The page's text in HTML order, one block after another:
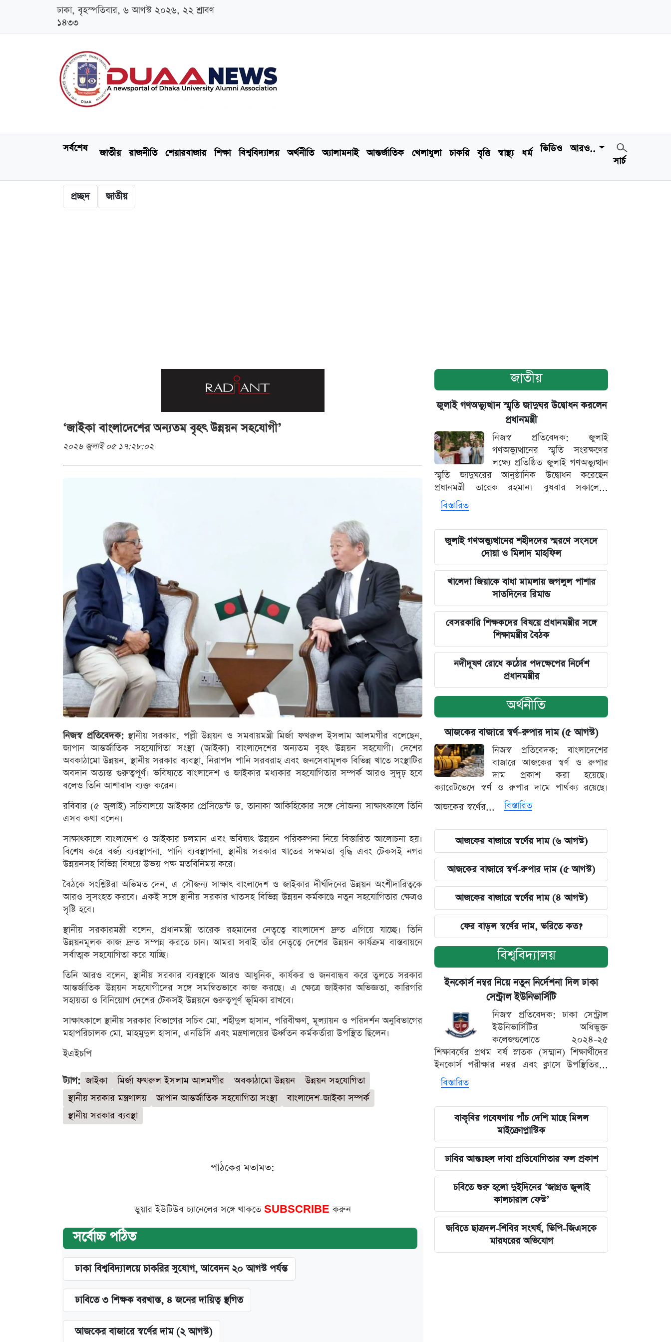
ঢাকা, বৃহস্পতিবার, ৬ আগস্ট ২০২৬, ২২ শ্রাবণ
১৪৩৩
সর্বশেষ জাতীয় রাজনীতি শেয়ারবাজার শিক্ষা বিশ্ববিদ্যালয় অর্থনীতি অ্যালামনাই আন্তর্জাতিক খেলাধুলা চাকরি বৃত্তি স্বাস্থ্য ধর্ম ভিডিও
আরও..
সার্চ
প্রচ্ছদ জাতীয়
‘জাইকা বাংলাদেশের অন্যতম বৃহৎ উন্নয়ন সহযোগী’
২০২৬ জুলাই ০৫ ১৭:২৮:০২
নিজস্ব প্রতিবেদক:স্থানীয় সরকার, পল্লী উন্নয়ন ও সমবায়মন্ত্রী মির্জা ফখরুল ইসলাম আলমগীর বলেছেন,
জাপান আন্তর্জাতিক সহযোগিতা সংস্থা (জাইকা) বাংলাদেশের অন্যতম বৃহৎ উন্নয়ন সহযোগী। দেশের
অবকাঠামো উন্নয়ন, স্থানীয় সরকার ব্যবস্থা, নিরাপদ পানি সরবরাহ এবং জনসেবামূলক বিভিন্ন খাতে সংস্থাটির
অবদান অত্যন্ত গুরুত্বপূর্ণ। ভবিষ্যতে বাংলাদেশ ও জাইকার মধ্যকার সহযোগিতার সম্পর্ক আরও সুদৃঢ় হবে
বলেও তিনি আশাবাদ ব্যক্ত করেন।
রবিবার (৫ জুলাই) সচিবালয়ে জাইকার প্রেসিডেন্ট ড. তানাকা আকিহিকোর সঙ্গে সৌজন্য সাক্ষাৎকালে তিনি
এসব কথা বলেন।
সাক্ষাৎকালে বাংলাদেশ ও জাইকার চলমান এবং ভবিষ্যৎ উন্নয়ন পরিকল্পনা নিয়ে বিস্তারিত আলোচনা হয়।
বিশেষ করে বর্জ্য ব্যবস্থাপনা, পানি ব্যবস্থাপনা, স্থানীয় সরকার খাতের সক্ষমতা বৃদ্ধি এবং টেকসই নগর
উন্নয়নসহ বিভিন্ন বিষয়ে উভয় পক্ষ মতবিনিময় করে।
বৈঠকে সংশ্লিষ্টরা অভিমত দেন, এ সৌজন্য সাক্ষাৎ বাংলাদেশ ও জাইকার দীর্ঘদিনের উন্নয়ন অংশীদারিত্বকে
আরও সুসংহত করবে। একই সঙ্গে স্থানীয় সরকার খাতসহ বিভিন্ন উন্নয়ন কর্মকাণ্ডে নতুন সহযোগিতার ক্ষেত্রও
সৃষ্টি হবে।
স্থানীয় সরকারমন্ত্রী বলেন, প্রধানমন্ত্রী তারেক রহমানের নেতৃত্বে বাংলাদেশ দ্রুত এগিয়ে যাচ্ছে। তিনি
উন্নয়নমূলক কাজ দ্রুত সম্পন্ন করতে চান। আমরা সবাই তাঁর নেতৃত্বে দেশের উন্নয়ন কার্যক্রম বাস্তবায়নে
সর্বাত্মক সহযোগিতা করে যাচ্ছি।
তিনি আরও বলেন, স্থানীয় সরকার ব্যবস্থাকে আরও আধুনিক, কার্যকর ও জনবান্ধব করে তুলতে সরকার
আন্তর্জাতিক উন্নয়ন সহযোগীদের সঙ্গে সমন্বিতভাবে কাজ করছে। এ ক্ষেত্রে জাইকার অভিজ্ঞতা, কারিগরি
সহায়তা ও বিনিয়োগ দেশের টেকসই উন্নয়নে গুরুত্বপূর্ণ ভূমিকা রাখবে।
সাক্ষাৎকালে স্থানীয় সরকার বিভাগের সচিব মো. শহীদুল হাসান, পরিবীক্ষণ, মূল্যায়ন ও পরিদর্শন অনুবিভাগের
মহাপরিচালক মো. মাহমুদুল হাসান, এনডিসি এবং মন্ত্রণালয়ের ঊর্ধ্বতন কর্মকর্তারা উপস্থিত ছিলেন।
ইএইচপি
ট্যাগ: জাইকা মির্জা ফখরুল ইসলাম আলমগীর অবকাঠামো উন্নয়ন
উন্নয়ন সহযোগিতা
স্থানীয় সরকার মন্ত্রণালয়
জাপান আন্তর্জাতিক সহযোগিতা সংস্থা
বাংলাদেশ-জাইকা সম্পর্ক
স্থানীয় সরকার ব্যবস্থা
পাঠকের মতামত:
ডুয়ার ইউটিউব চ্যানেলের সঙ্গে থাকতে SUBSCRIBEকরুন
সর্বোচ্চ পঠিত
ঢাকা বিশ্ববিদ্যালয়ে চাকরির সুযোগ, আবেদন ২০ আগস্ট পর্যন্ত
ঢাবিতে ৩ শিক্ষক বরখাস্ত, ৪ জনের দায়িত্ব স্থগিত
আজকের বাজারে স্বর্ণের দাম (২ আগস্ট)
জাতীয়
জুলাই গণঅভ্যুত্থান স্মৃতি জাদুঘর উদ্বোধন করলেন
প্রধানমন্ত্রী
নিজস্ব প্রতিবেদক: জুলাই
গণঅভ্যুত্থানের স্মৃতি সংরক্ষণের
লক্ষ্যে প্রতিষ্ঠিত জুলাই গণঅভ্যুত্থান
স্মৃতি জাদুঘরের আনুষ্ঠানিক উদ্বোধন করেছেন
প্রধানমন্ত্রী তারেক রহমান। বুধবার সকালে...
বিস্তারিত
জুলাই গণঅভ্যুত্থানের শহীদদের স্মরণে সংসদে
দোয়া ও মিলাদ মাহফিল
খালেদা জিয়াকে বাধা মামলায় জগলুল পাশার
সাতদিনের রিমান্ড
বেসরকারি শিক্ষকদের বিষয়ে প্রধানমন্ত্রীর সঙ্গে
শিক্ষামন্ত্রীর বৈঠক
নদীদূষণ রোধে কঠোর পদক্ষেপের নির্দেশ
প্রধানমন্ত্রীর
অর্থনীতি
আজকের বাজারে স্বর্ণ-রুপার দাম (৫ আগস্ট)
নিজস্ব প্রতিবেদক: বাংলাদেশের
বাজারে আজকের স্বর্ণ ও রুপার
দাম প্রকাশ করা হয়েছে।
ক্যারেটভেদে স্বর্ণ ও রুপার দামে পার্থক্য রয়েছে।
আজকের স্বর্ণের...
বিস্তারিত
আজকের বাজারে স্বর্ণের দাম (৬ আগস্ট)
আজকের বাজারে স্বর্ণ-রুপার দাম (৫ আগস্ট)
আজকের বাজারে স্বর্ণের দাম (৪ আগস্ট)
ফের বাড়ল স্বর্ণের দাম, ভরিতে কত?
বিশ্ববিদ্যালয়
ইনকোর্স নম্বর নিয়ে নতুন নির্দেশনা দিল ঢাকা
সেন্ট্রাল ইউনিভার্সিটি
নিজস্ব প্রতিবেদক: ঢাকা সেন্ট্রাল
ইউনিভার্সিটির অধিভুক্ত
কলেজগুলোতে ২০২৪-২৫
শিক্ষাবর্ষের প্রথম বর্ষ স্নাতক (সম্মান) শিক্ষার্থীদের
ইনকোর্স পরীক্ষার নম্বর এবং ক্লাসে উপস্থিতির...
বিস্তারিত
বাকৃবির গবেষণায় পাঁচ দেশি মাছে মিলল
মাইক্রোপ্লাস্টিক
ঢাবির আন্তঃহল দাবা প্রতিযোগিতার ফল প্রকাশ
চবিতে শুরু হলো দুইদিনের ‘জাগ্রত জুলাই
কালচারাল ফেস্ট’
জবিতে ছাত্রদল-শিবির সংঘর্ষ, ভিপি-জিএসকে
মারধরের অভিযোগ